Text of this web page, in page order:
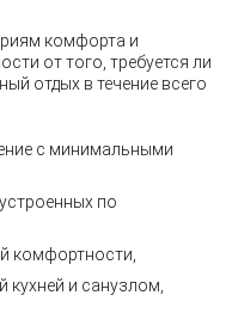
комфорта и
от того, требуется ли
отдых в течение всего
с минимальными
по
комфортности,
и санузлом,